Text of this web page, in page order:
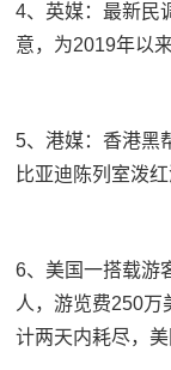
4、英媒：最新民
意，为2019年以
5、港媒：香港黑
比亚迪陈列室泼红
6、美国一搭载游
人，游览费250万
计两天内耗尽，